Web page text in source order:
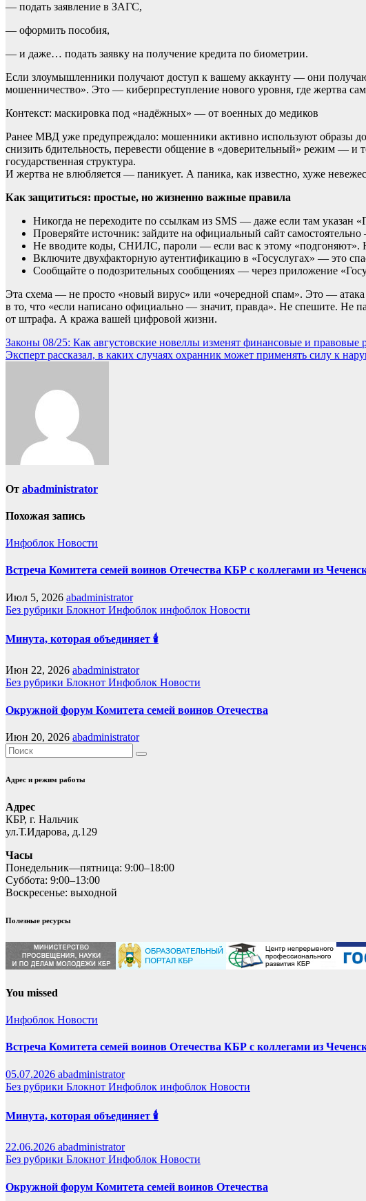
— подать заявление в ЗАГС,
— оформить пособия,
— и даже… подать заявку на получение кредита по биометрии.
Если злоумышленники получают доступ к вашему аккаунту — они
мошенничество». Это — киберпреступление нового уровня, где жертва
Контекст: маскировка под «надёжных» — от военных до медиков
Ранее МВД уже предупреждало: мошенники активно используют образы
снизить бдительность, перевести общение в «доверительный» режим — и
государственная структура.
И жертва не влюбляется — паникует. А паника, как известно, хуже
Как защититься: простые, но жизненно важные правила
Никогда не переходите по ссылкам из SMS — даже если там указан
Проверяйте источник: зайдите на официальный сайт самостоятельно
Не вводите коды, СНИЛС, пароли — если вас к этому «подгоняют».
Включите двухфакторную аутентификацию в «Госуслугах» — это
Сообщайте о подозрительных сообщениях — через приложение
Эта схема — не просто «новый вирус» или «очередной спам». Это —
в то, что «если написано официально — значит, правда». Не спешите. Не
от штрафа. А кража вашей цифровой жизни.
Навигация
по
Законы 08/25: Как августовские новеллы изменят финансовые и правовые
Эксперт рассказал, в каких случаях охранник может применять силу к
От abadministrator
Похожая запись
Инфоблок Новости
Встреча Комитета семей воинов Отечества КБР с коллегами из
Июл 5, 2026 abadministrator
Без рубрики Блокнот Инфоблок инфоблок Новости
Минута, которая объединяет 🕯️
Июн 22, 2026 abadministrator
Без рубрики Блокнот Инфоблок Новости
Окружной форум Комитета семей воинов Отечества
Июн 20, 2026 abadministrator
Адрес и режим работы
Адрес
КБР, г. Нальчик
ул.Т.Идарова, д.129
Часы
Понедельник—пятница: 9:00–18:00
Суббота: 9:00–13:00
Воскресенье: выходной
Полезные ресурсы
You missed
Инфоблок Новости
Встреча Комитета семей воинов Отечества КБР с коллегами из
05.07.2026 abadministrator
Без рубрики Блокнот Инфоблок инфоблок Новости
Минута, которая объединяет 🕯️
22.06.2026 abadministrator
Без рубрики Блокнот Инфоблок Новости
Окружной форум Комитета семей воинов Отечества